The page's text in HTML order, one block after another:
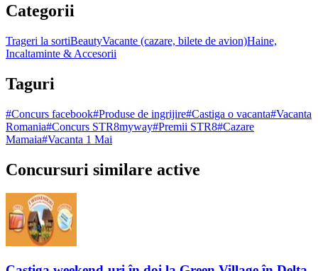
Categorii
Trageri la sortiBeautyVacante (cazare, bilete de avion)Haine,
Incaltaminte & Accesorii
Taguri
#Concurs facebook#Produse de ingrijire#Castiga o vacanta#Vacanta
Romania#Concurs STR8myway#Premii STR8#Cazare
Mamaia#Vacanta 1 Mai
Concursuri similare active